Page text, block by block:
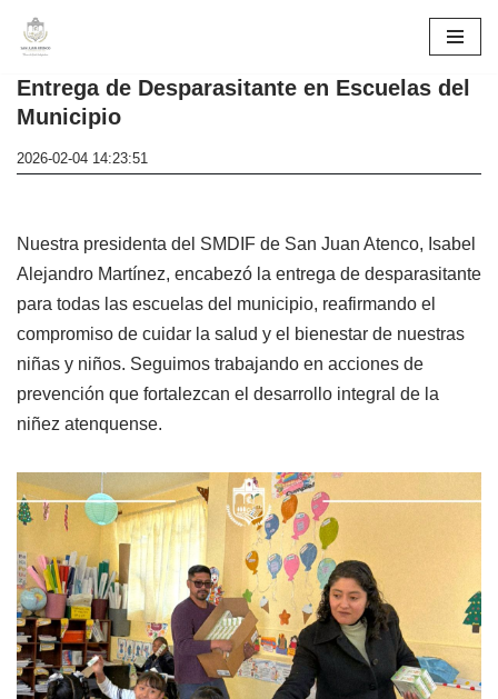
Skip
to
content
Entrega de Desparasitante en Escuelas del
Municipio
2026-02-04 14:23:51
Nuestra presidenta del SMDIF de San Juan Atenco, Isabel
Alejandro Martínez, encabezó la entrega de desparasitante
para todas las escuelas del municipio, reafirmando el
compromiso de cuidar la salud y el bienestar de nuestras
niñas y niños. Seguimos trabajando en acciones de
prevención que fortalezcan el desarrollo integral de la
niñez atenquense.